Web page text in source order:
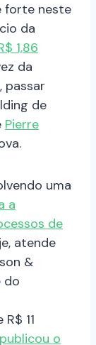
forte neste
da
1,86
da
passar
de
Pierre
uma
a
de
atende
&
do
11
o